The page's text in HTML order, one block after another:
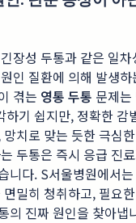
장성 두통과 같은 일
인 질환에 의해 발생
겪는 영통 두통 문제
하기 쉽지만, 정확한 감
치로 맞는 듯한 극심
두통은 즉시 응급 진
니다. S서울병원에서
밀히 청취하고, 필요
의 진짜 원인을 찾아냅